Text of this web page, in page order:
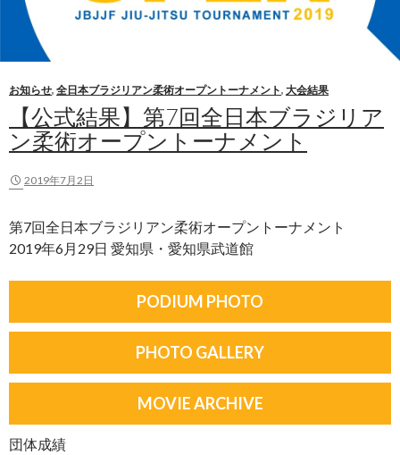
お知らせ, 全日本ブラジリアン柔術オープントーナメント, 大会結果
【公式結果】第7回全日本ブラジリア
ン柔術オープントーナメント
2019年7月2日
第7回全日本ブラジリアン柔術オープントーナメント
2019年6月29日 愛知県・愛知県武道館
PODIUM PHOTO
PHOTO GALLERY
MOVIE ARCHIVE
団体成績